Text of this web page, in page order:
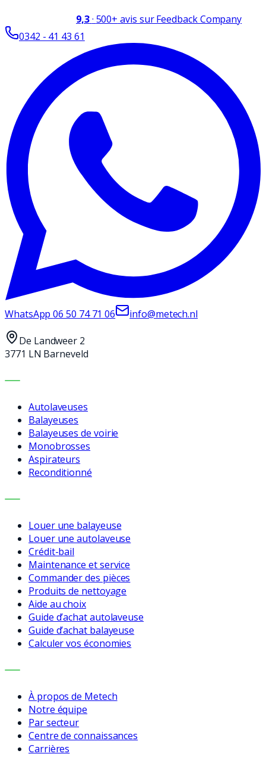
9,3· 500+ avis sur Feedback Company
0342 - 41 43 61
WhatsApp06 50 74 71 06 info@metech.nl
De Landweer 2
3771 LN Barneveld
MACHINES
Autolaveuses
Balayeuses
Balayeuses de voirie
Monobrosses
Aspirateurs
Reconditionné
SERVICES
Louer une balayeuse
Louer une autolaveuse
Crédit-bail
Maintenance et service
Commander des pièces
Produits de nettoyage
Aide au choix
Guide d’achat autolaveuse
Guide d’achat balayeuse
Calculer vos économies
ENTREPRISE
À propos de Metech
Notre équipe
Par secteur
Centre de connaissances
Carrières